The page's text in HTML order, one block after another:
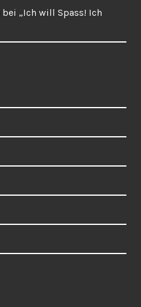
bei „Ich will Spass! Ich